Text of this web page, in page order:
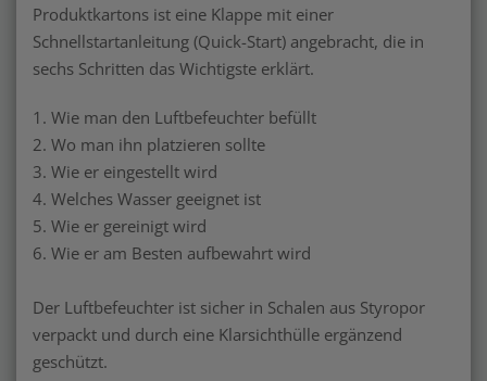
Produktkartons ist eine Klappe mit einer
Schnellstartanleitung (Quick-Start) angebracht, die in
sechs Schritten das Wichtigste erklärt.
1. Wie man den Luftbefeuchter befüllt
2. Wo man ihn platzieren sollte
3. Wie er eingestellt wird
4. Welches Wasser geeignet ist
5. Wie er gereinigt wird
6. Wie er am Besten aufbewahrt wird
Der Luftbefeuchter ist sicher in Schalen aus Styropor
verpackt und durch eine Klarsichthülle ergänzend
geschützt.